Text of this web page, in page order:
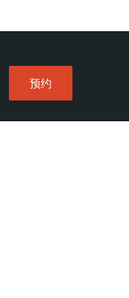
预约